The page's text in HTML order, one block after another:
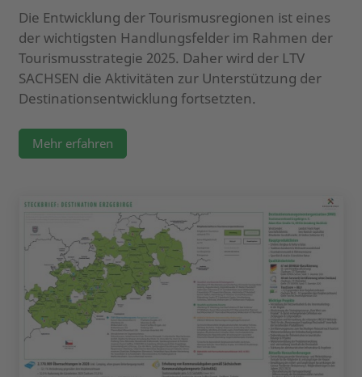
Die Entwicklung der Tourismusregionen ist eines
der wichtigsten Handlungsfelder im Rahmen der
Tourismusstrategie 2025. Daher wird der LTV
SACHSEN die Aktivitäten zur Unterstützung der
Destinationsentwicklung fortsetzten.
Mehr erfahren